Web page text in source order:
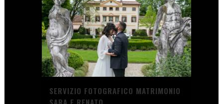
SERVIZIO FOTOGRAFICO MATRIMONIO